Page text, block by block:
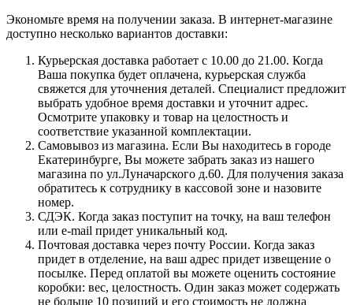
Экономьте время на получении заказа. В интернет-магазине
доступно несколько вариантов доставки:
Курьерская доставка работает с 10.00 до 21.00. Когда
Ваша покупка будет оплачена, курьерская служба
свяжется для уточнения деталей. Специалист предложит
выбрать удобное время доставки и уточнит адрес.
Осмотрите упаковку и товар на целостность и
соответствие указанной комплектации.
Самовывоз из магазина. Если Вы находитесь в городе
Екатеринбурге, Вы можете забрать заказ из нашего
магазина по ул.Луначарского д.60. Для получения заказа
обратитесь к сотруднику в кассовой зоне и назовите
номер.
СДЭК. Когда заказ поступит на точку, на ваш телефон
или e-mail придет уникальный код.
Почтовая доставка через почту России. Когда заказ
придет в отделение, на ваш адрес придет извещение о
посылке. Перед оплатой вы можете оценить состояние
коробки: вес, целостность. Один заказ может содержать
не больше 10 позиций и его стоимость не должна